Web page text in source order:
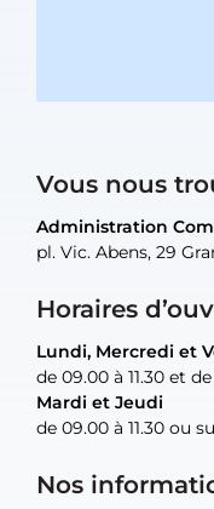
Vous nous
Administration
pl. Vic. Abens, 29
Horaires
Lundi, Mercredi et
de 09.00 à 11.30 et
Mardi et Jeudi
de 09.00 à 11.30 ou
Nos
Administration
pl. Vic. Abens, 29
Lundi, Mercredi et
de 09.00 à 11.30 et
Mardi et Jeudi
de 09.00 à 11.30 ou
Administration
pl. Vic. Abens, 29
uniquement sur
Mail:
Administration
pl. Vic. Abens, 29
uniquement sur
Tel:(+352) 83 48 21-31
Atelier Communal
30, rue Neugarten,
uniquement sur
Tel:Permanence